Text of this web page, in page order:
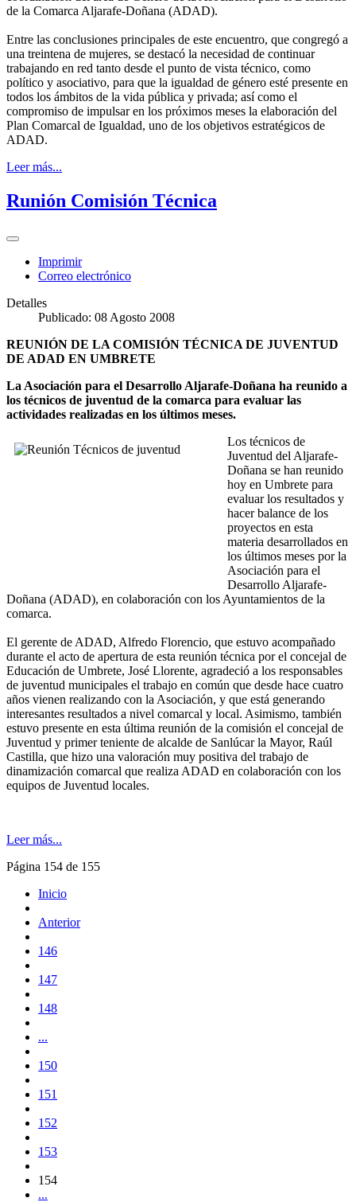
de la Comarca Aljarafe-Doñana (ADAD).
Entre las conclusiones principales de este encuentro, que congregó a
una treintena de mujeres, se destacó la necesidad de continuar
trabajando en red tanto desde el punto de vista técnico, como
político y asociativo, para que la igualdad de género esté presente en
todos los ámbitos de la vida pública y privada; así como el
compromiso de impulsar en los próximos meses la elaboración del
Plan Comarcal de Igualdad, uno de los objetivos estratégicos de
ADAD.
Leer más...
Runión Comisión Técnica
Imprimir
Correo electrónico
Detalles
Publicado: 08 Agosto 2008
REUNIÓN DE LA COMISIÓN TÉCNICA DE JUVENTUD
DE ADAD EN UMBRETE
La Asociación para el Desarrollo Aljarafe-Doñana ha reunido a
los técnicos de juventud de la comarca para evaluar las
actividades realizadas en los últimos meses.
Los técnicos de
Juventud del Aljarafe-
Doñana se han reunido
hoy en Umbrete para
evaluar los resultados y
hacer balance de los
proyectos en esta
materia desarrollados en
los últimos meses por la
Asociación para el
Desarrollo Aljarafe-
Doñana (ADAD), en colaboración con los Ayuntamientos de la
comarca.
El gerente de ADAD, Alfredo Florencio, que estuvo acompañado
durante el acto de apertura de esta reunión técnica por el concejal de
Educación de Umbrete, José Llorente, agradeció a los responsables
de juventud municipales el trabajo en común que desde hace cuatro
años vienen realizando con la Asociación, y que está generando
interesantes resultados a nivel comarcal y local. Asimismo, también
estuvo presente en esta última reunión de la comisión el concejal de
Juventud y primer teniente de alcalde de Sanlúcar la Mayor, Raúl
Castilla, que hizo una valoración muy positiva del trabajo de
dinamización comarcal que realiza ADAD en colaboración con los
equipos de Juventud locales.
Leer más...
Página 154 de 155
Inicio
Anterior
146
147
148
...
150
151
152
153
154
...